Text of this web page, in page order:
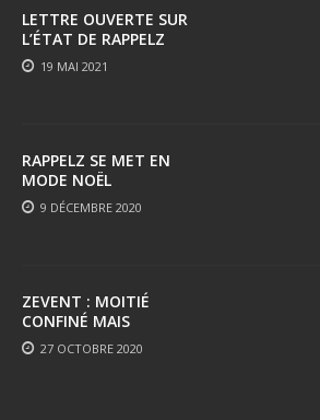
LETTRE OUVERTE SUR
L’ÉTAT DE RAPPELZ
19 MAI 2021
RAPPELZ SE MET EN
MODE NOËL
9 DÉCEMBRE 2020
ZEVENT : MOITIÉ
CONFINÉ MAIS
TOUJOURS AUSSI FUN
27 OCTOBRE 2020